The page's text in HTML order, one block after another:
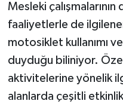
Mesleki çalışmalarının
faaliyetlerle de
motosiklet kullanımı
duyduğu biliniyor.
aktivitelerine yönelik
alanlarda çeşitli